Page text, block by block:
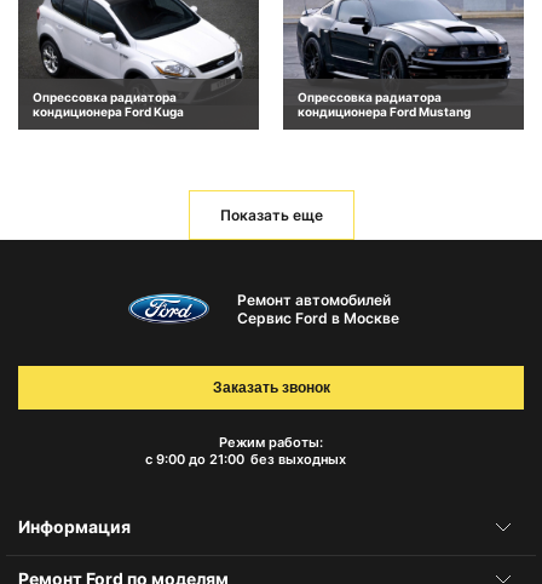
Опрессовка радиатора
кондиционера Ford Kuga
Опрессовка радиатора
кондиционера Ford Mustang
Показать еще
Ремонт автомобилей
Сервис Ford в Москве
Режим работы:
с 9:00 до 21:00 без выходных
Заказать звонок
Информация
Ремонт Ford по моделям